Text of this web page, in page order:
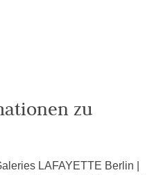
zu
LAFAYETTE Berlin |